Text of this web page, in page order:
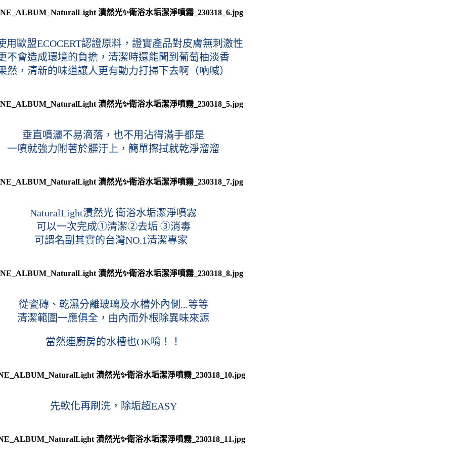
用歐盟ECOCERT認證原料，證實產品對皮膚無刺激性
不會造成環境的負擔，清潔時還能聞到葡萄柚淡香
然，清新的味道讓人更有動力打掃下去啊（吶喊）
垂直噴灑不易滴落，也不用沾得滿手都是
一噴就強力附著於髒汙上，簡單擦拭就乾淨溜溜
NaturalLight漬然光 衛浴水垢潔淨噴霧
可以一次完成①清潔②去垢 ③消毒
可謂名副其實的台灣NO.1清潔專家
從瓷磚、乾濕分離玻璃及水槽外內側...等等
清潔範圍一應俱全，由內而外根除異味來源
當然連廚房的水槽也OK唷！！
先軟化再刷洗，除垢超EASY